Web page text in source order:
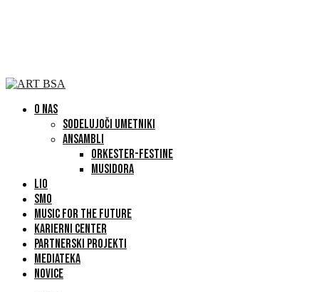
O NAS
SODELUJOČI UMETNIKI
ANSAMBLI
ORKESTER-FESTINE
MUSIDORA
LIO
SMO
MUSIC FOR THE FUTURE
KARIERNI CENTER
PARTNERSKI PROJEKTI
MEDIATEKA
NOVICE